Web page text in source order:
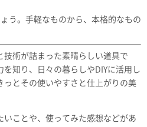
う。手軽なものから、本格的なもの
技術が詰まった素晴らしい道具で
知り、日々の暮らしやDIYに活用し
っとその使いやすさと仕上がりの美
いことや、使ってみた感想などがあ